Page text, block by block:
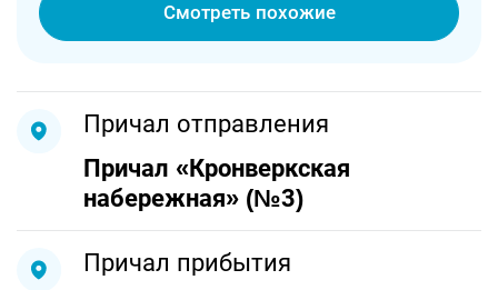
Смотреть похожие
Причал отправления
Причал «Кронверкская
набережная» (№3)
Причал прибытия